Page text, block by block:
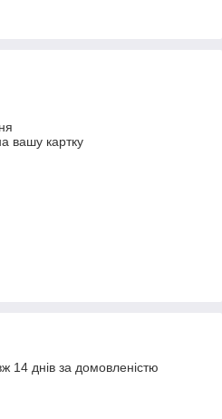
вашу картку
14 днів за домовленістю